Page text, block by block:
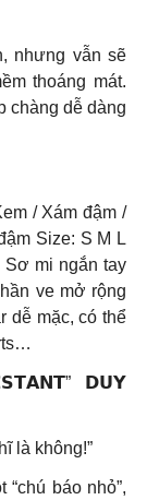
nhưng vẫn sẽ
thoáng mát.
chàng dễ dàng
/ Xám đậm /
Size: S M L
Sơ mi ngắn tay
ve mở rộng
dễ mặc, có thể
𝗗𝗨𝗬
là không!”
báo nhỏ”,